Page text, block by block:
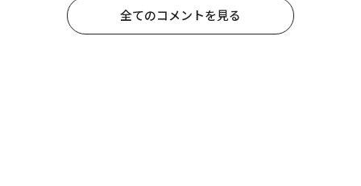
全てのコメントを見る